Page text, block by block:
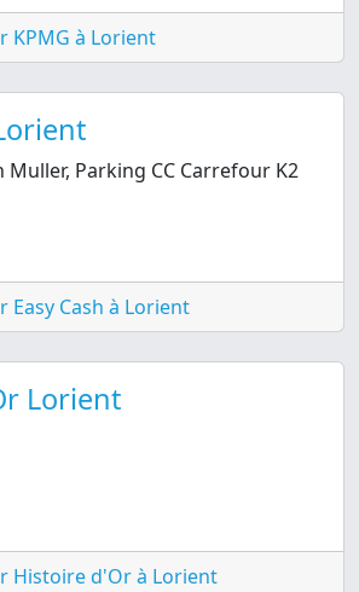
KPMG à Lorient
Muller, Parking CC Carrefour K2
Easy Cash à Lorient
Lorient
Histoire d'Or à Lorient